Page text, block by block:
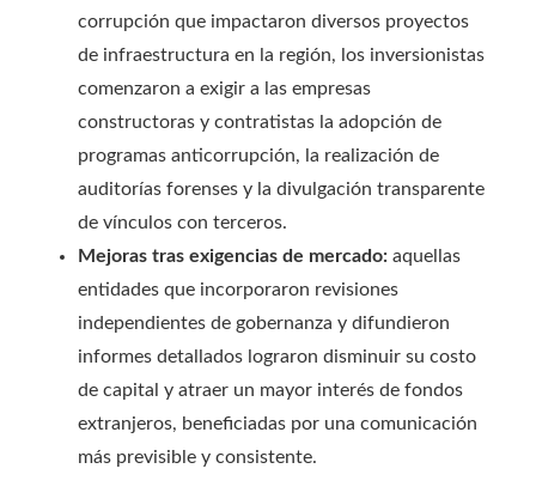
corrupción que impactaron diversos proyectos
de infraestructura en la región, los inversionistas
comenzaron a exigir a las empresas
constructoras y contratistas la adopción de
programas anticorrupción, la realización de
auditorías forenses y la divulgación transparente
de vínculos con terceros.
Mejoras tras exigencias de mercado: aquellas
entidades que incorporaron revisiones
independientes de gobernanza y difundieron
informes detallados lograron disminuir su costo
de capital y atraer un mayor interés de fondos
extranjeros, beneficiadas por una comunicación
más previsible y consistente.